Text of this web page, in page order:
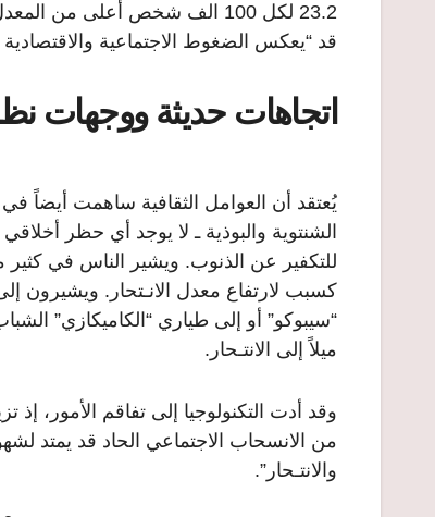
قد “يعكس الضغوط الاجتماعية
اتجاهات حديثة ووجهات
يُعتقد أن العوامل الثقافية ساهمت أيضاً في
الشنتوية والبوذية ـ لا يوجد أي حظر
للتكفير عن الذنوب. ويشير الناس في كثير
كسبب لارتفاع معدل الانـتحار. ويشيرون
ميلاً إلى الانتـحار.
وقد أدت التكنولوجيا إلى تفاقم الأمور،
من الانسحاب الاجتماعي الحاد قد يمتد
والانتـحار”.